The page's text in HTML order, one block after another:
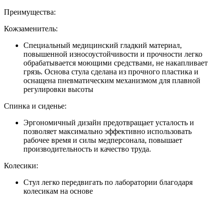
Преимущества:
Кожзаменитель:
Специальный медицинский гладкий материал,
повышенной износоустойчивости и прочности легко
обрабатывается моющими средствами, не накапливает
грязь. Основа стула сделана из прочного пластика и
оснащена пневматическим механизмом для плавной
регулировки высоты
Спинка и сиденье:
Эргономичный дизайн предотвращает усталость и
позволяет максимально эффективно использовать
рабочее время и силы медперсонала, повышает
производительность и качество труда.
Колесики:
Стул легко передвигать по лаборатории благодаря
колесикам на основе